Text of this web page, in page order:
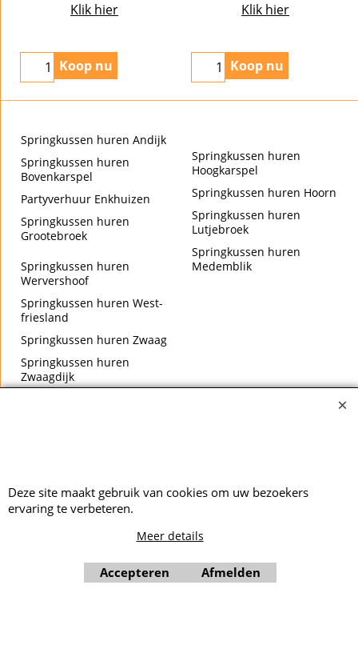
Klik hier
Koop nu
Klik hier
Koop nu
Springkussen huren Andijk
Springkussen huren
Bovenkarspel
Partyverhuur Enkhuizen
Springkussen huren
Grootebroek
Springkussen huren
Hoogkarspel
Springkussen huren Hoorn
Springkussen huren
Lutjebroek
Springkussen huren
Medemblik
Springkussen huren
Wervershoof
Springkussen huren West-
friesland
Springkussen huren Zwaag
Springkussen huren
Zwaagdijk
Webwinkel gemaakt met ShopFactory webwinkel software.
Deze site maakt gebruik van cookies om uw bezoekers
ervaring te verbeteren.
Meer details
Accepteren Afmelden